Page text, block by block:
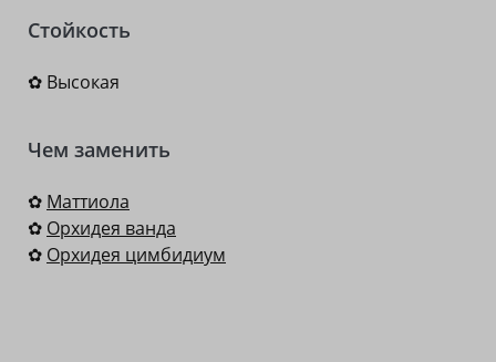
Стойкость
✿ Высокая
Чем заменить
✿ Маттиола
✿ Орхидея ванда
✿ Орхидея цимбидиум